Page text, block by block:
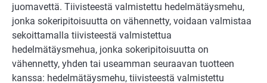
juomavettä. Tiivisteestä valmistettu hedelmätäysmehu,
jonka sokeripitoisuutta on vähennetty, voidaan valmistaa
sekoittamalla tiivisteestä valmistettua
hedelmätäysmehua, jonka sokeripitoisuutta on
vähennetty, yhden tai useamman seuraavan tuotteen
kanssa: hedelmätäysmehu, tiivisteestä valmistettu